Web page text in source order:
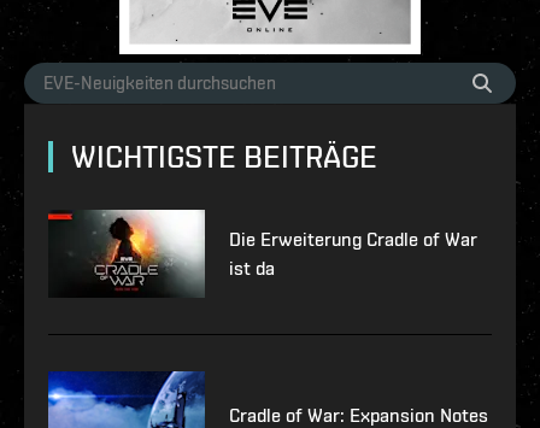
WICHTIGSTE BEITRÄGE
Die Erweiterung Cradle of War
ist da
Cradle of War: Expansion Notes